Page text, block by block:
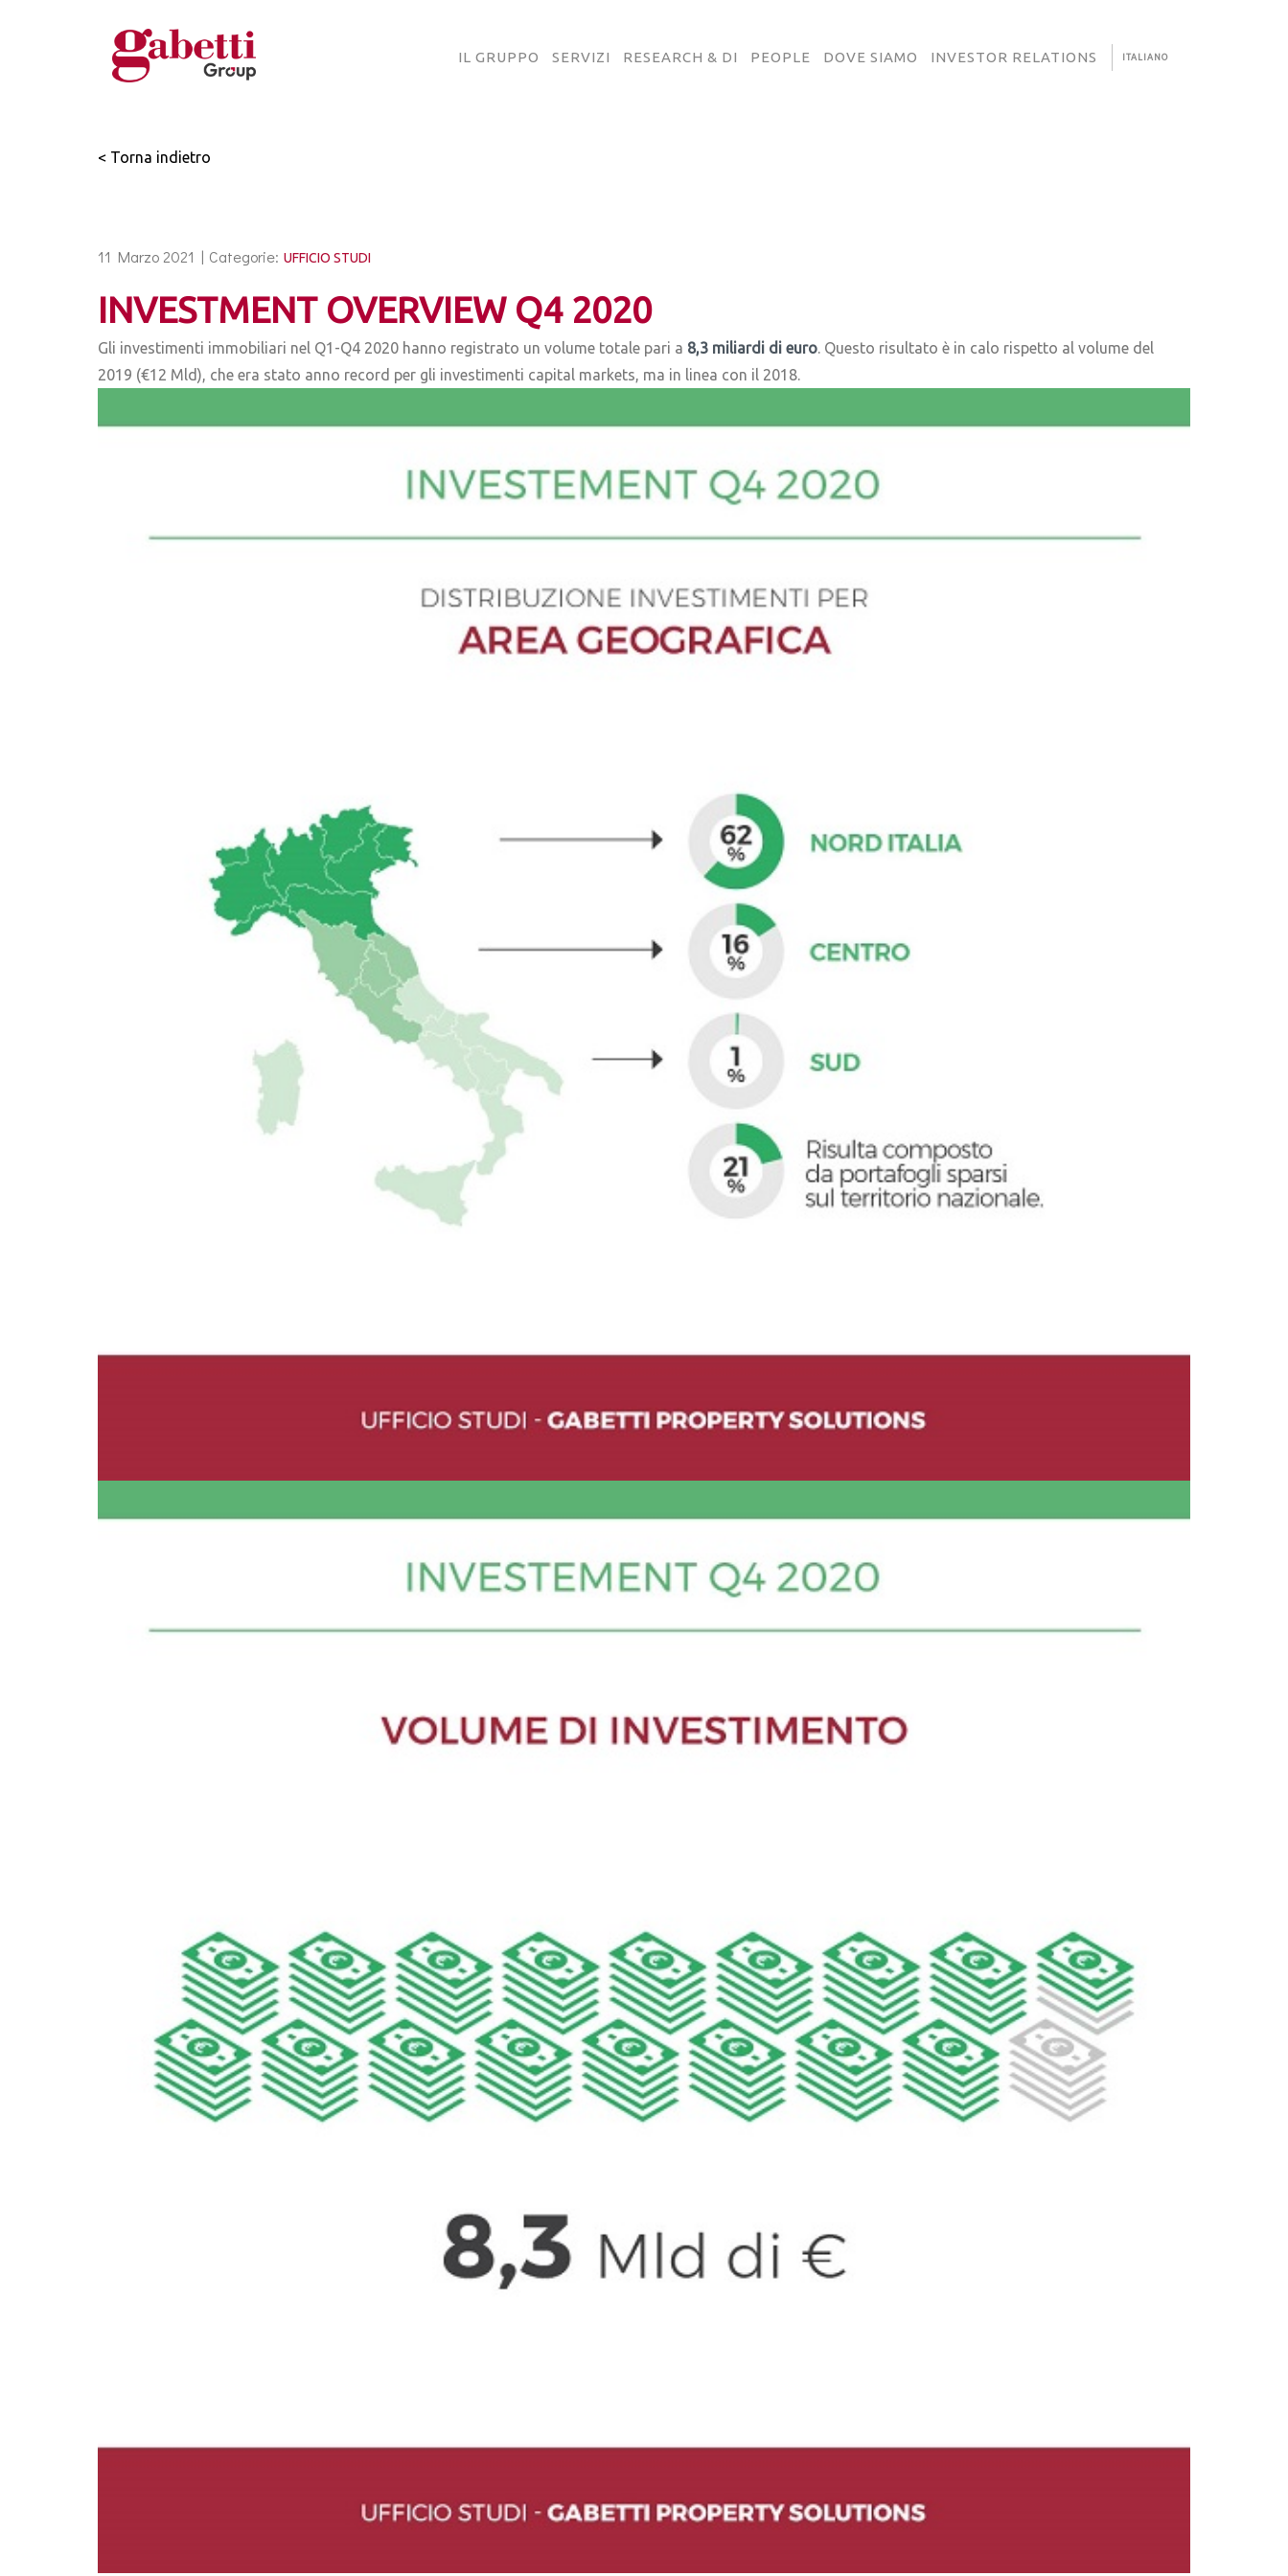
IL GRUPPO SERVIZI RESEARCH & DI PEOPLE DOVE SIAMO INVESTOR RELATIONS ITALIANO
< Torna indietro
11 Marzo 2021 | Categorie: UFFICIO STUDI
INVESTMENT OVERVIEW Q4 2020
Gli investimenti immobiliari nel Q1-Q4 2020 hanno registrato un volume totale pari a 8,3 miliardi di euro. Questo risultato è in calo rispetto al volume del
2019 (€12 Mld), che era stato anno record per gli investimenti capital markets, ma in linea con il 2018.